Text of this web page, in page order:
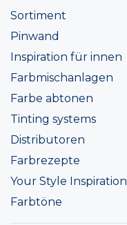
Sortiment
Pinwand
Inspiration für innen
Farbmischanlagen
Farbe abtonen
Tinting systems
Distributoren
Farbrezepte
Your Style Inspiration
Farbtöne